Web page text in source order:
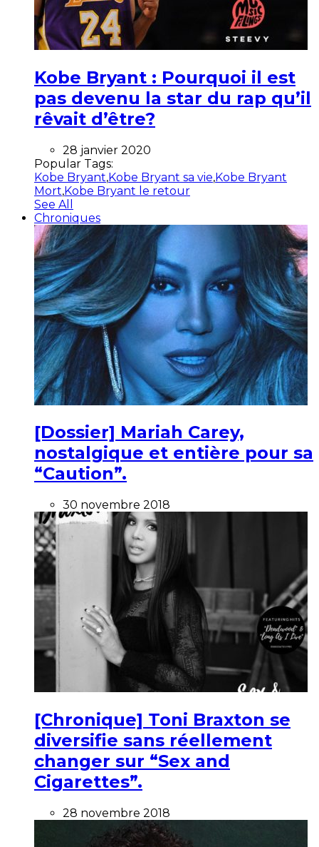
Kobe Bryant : Pourquoi il est
pas devenu la star du rap qu’il
rêvait d’être?
28 janvier 2020
Popular Tags:
Kobe Bryant,Kobe Bryant sa vie,Kobe Bryant
Mort,Kobe Bryant le retour
See All
Chroniques
[Dossier] Mariah Carey,
nostalgique et entière pour sa
“Caution”.
30 novembre 2018
[Chronique] Toni Braxton se
diversifie sans réellement
changer sur “Sex and
Cigarettes”.
28 novembre 2018